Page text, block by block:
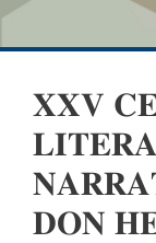
𝐗𝐗𝐕
𝐃𝐎𝐍